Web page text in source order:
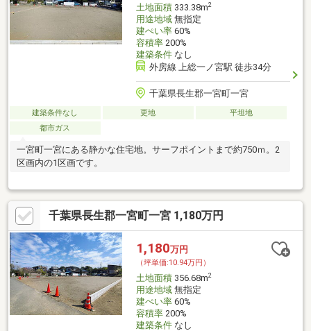
土地面積333.38m2
用途地域無指定
建ぺい率60%
容積率200%
建築条件なし
外房線 上総一ノ宮駅 徒歩34分
千葉県長生郡一宮町一宮
建築条件なし 更地
平坦地
都市ガス
一宮町一宮にある静かな住宅地。サーフポイントまで約750ｍ。2
区画内の1区画です。
千葉県長生郡一宮町一宮 1,180万円
1,180万円
（坪単価:10.94万円）
土地面積356.68m2
用途地域無指定
建ぺい率60%
容積率200%
建築条件なし